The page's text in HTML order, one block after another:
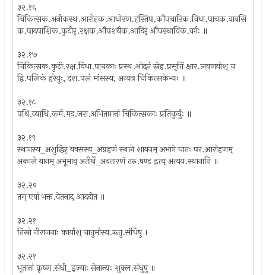
३२.१६
चिकित्सक.अनीकस्थ.आरोहक.आधोरण.हस्तिप.कौपचारिक.विधा.पाचक.यावसि
क.पादपाशिक.कुटीर्.रक्षक.औपशयैक.आदिर् औपस्थायिक.वर्गः ॥
३२.१७
चिकित्सक.कुटी.रक्ष.विधा.पाचकाः प्रस्थ.ओदनं स्नेह.प्रसृतिं क्षार.लवणयोश् च
द्वि.पलिकं हरेयुः, दश.पलं मांसस्य, अन्यत्र चिकित्सकेभ्यः ॥
३२.१८
पथि.व्याधि.कर्म.मद.जरा.अभितप्तानां चिकित्सकाः प्रतिकुर्युः ॥
३२.१९
स्थानस्य_अशुद्धिर् यवसस्य_अग्रहणं स्थले शायनम् अभागे घातः पर.आरोहणम्
अकाले यानम् अभूमाव् अतीर्थे_अवतारणं तरु.षण्ड इत्य् अत्यय.स्थानानि ॥
३२.२०
तम् एषां भक्त.वेतनाद् आददीत ॥
३२.२१
तिस्रो नीराजनाः कार्याश् चातुर्मास्य.ऋतु.संधिषु ।
३२.२१
भूतानां कृष्ण.संधी_इज्याः सेनान्यः शुक्ल.संधुषु ॥